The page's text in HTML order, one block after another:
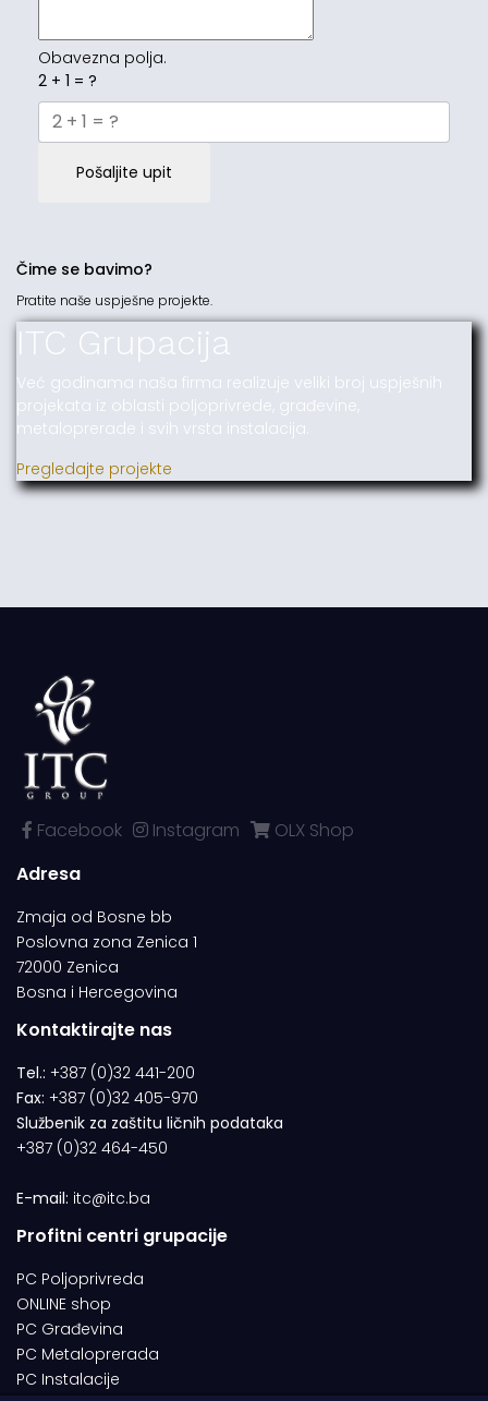
Obavezna polja.
2 + 1 = ?
Pošaljite upit
Čime se bavimo?
Pratite naše uspješne projekte.
ITC Grupacija
Već godinama naša firma realizuje veliki broj uspješnih
projekata iz oblasti poljoprivrede, građevine,
metaloprerade i svih vrsta instalacija.
Pregledajte projekte
Facebook Instagram
OLX Shop
Adresa
Zmaja od Bosne bb
Poslovna zona Zenica 1
72000 Zenica
Bosna i Hercegovina
Kontaktirajte nas
Tel.: +387 (0)32 441-200
Fax: +387 (0)32 405-970
Službenik za zaštitu ličnih podataka
+387 (0)32 464-450
E-mail: itc@itc.ba
Profitni centri grupacije
PC Poljoprivreda
ONLINE shop
PC Građevina
PC Metaloprerada
PC Instalacije